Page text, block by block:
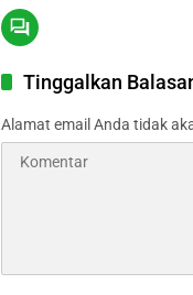
Tinggalkan
Alamat email Anda tidak